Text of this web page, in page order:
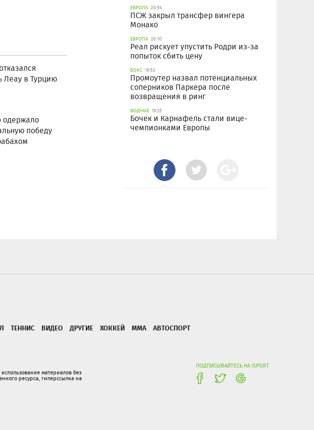
Леау в Турцию
победу
ЕВРОПА 20:54
ПСЖ закрыл трансфер вингера
Монако
ЕВРОПА 20:10
Реал рискует упустить Родри из-за
попыток сбить цену
БОКС 19:53
Промоутер назвал потенциальных
соперников Паркера после
возвращения в ринг
ВОДНЫЕ 19:25
Бочек и Карнафель стали вице-
чемпионками Европы
ТЕННИС ВИДЕО ДРУГИЕ ХОККЕЙ ММА АВТОСПОРТ
ПОДПИСЫВАЙТЕСЬ НА ISPORT
материалов без
ресурса, гиперссылка на